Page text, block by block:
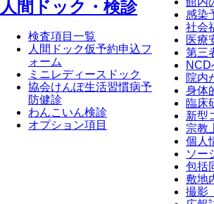
⼈間ドック・検診
検査項目一覧
人間ドック仮予約申込フ
ォーム
ミニレディースドック
協会けんぽ生活習慣病予
防健診
わんこいん検診
オプション項目
感染
社会
医療
第三
NCD
院内
身体
臨床
新型
宗教
個人
ソー
包括
敷地
撮影